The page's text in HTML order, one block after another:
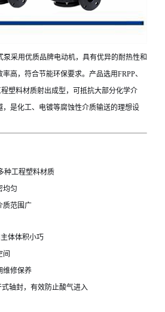
采用优质品牌电动机，具有优异的耐热性和
高，符合节能环保要求。产品选用FRPP、
塑料材质射出成型，可抵抗大部分化学介
是化工、电镀等腐蚀性介质输送的理想设
种工程塑料材质
均匀
质范围广
体体积小巧
间
维修保养
式轴封，有效防止酸气进入